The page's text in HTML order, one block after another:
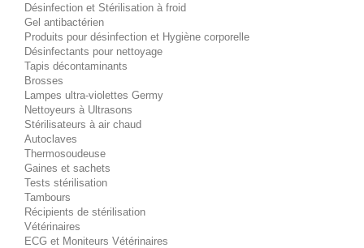
Désinfection et Stérilisation à froid
Gel antibactérien
Produits pour désinfection et Hygiène corporelle
Désinfectants pour nettoyage
Tapis décontaminants
Brosses
Lampes ultra-violettes Germy
Nettoyeurs à Ultrasons
Stérilisateurs à air chaud
Autoclaves
Thermosoudeuse
Gaines et sachets
Tests stérilisation
Tambours
Récipients de stérilisation
Vétérinaires
ECG et Moniteurs Vétérinaires